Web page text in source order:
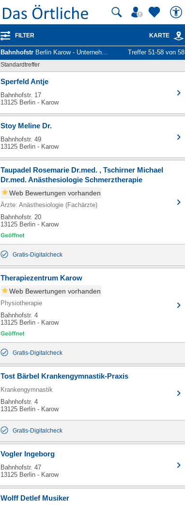
FILTER KARTE
Bahnhofstr Berlin Karow - Unternehmen und Personen Treffer 51-58 von 58
Standardtreffer
Sperfeld Antje
Bahnhofstr. 17
13125 Berlin - Karow
Stoy Meline Dr.
Bahnhofstr. 49
13125 Berlin - Karow
Taupadel Rosemarie Dr.med. , Tschirner Michael
Dr.med. Anästhesiologie Schmerztherapie
Web Bewertungen vorhanden
Ärzte: Anästhesiologie (Fachärzte)
Bahnhofstr. 20
13125 Berlin - Karow
Gratis-Digitalcheck
Therapiezentrum Karow
Web Bewertungen vorhanden
Physiotherapie
Bahnhofstr. 4
13125 Berlin - Karow
Gratis-Digitalcheck
Tost Bärbel Krankengymnastik-Praxis
Krankengymnastik
Bahnhofstr. 4
13125 Berlin - Karow
Gratis-Digitalcheck
Vogler Ingeborg
Bahnhofstr. 47
13125 Berlin - Karow
Wolff Detlef Musiker